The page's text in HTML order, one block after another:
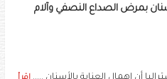
بمرض الصداع النصفي وآلام